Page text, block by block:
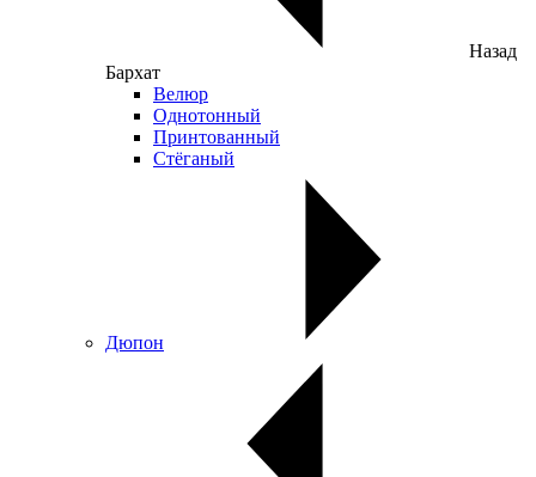
Назад
Бархат
Велюр
Однотонный
Принтованный
Стёганый
Дюпон